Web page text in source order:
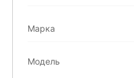
Марка
Модель